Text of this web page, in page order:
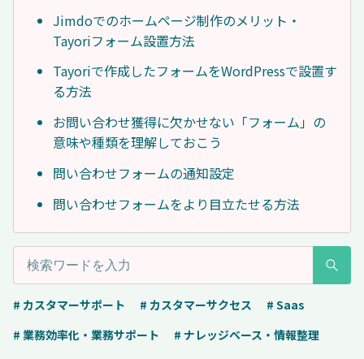
Jimdoでのホームページ制作のメリット・
Tayoriフォーム設置方法
Tayoriで作成したフォームをWordPressで設置す
る方法
お問い合わせ獲得に欠かせない「フォーム」の
意味や種類を理解しておこう
問い合わせフォームの通知設定
問い合わせフォームをより目立たせる方法
# カスタマーサポート # カスタマーサクセス
# Saas
# 業務効率化・業務サポート
# ナレッジベース・情報整理